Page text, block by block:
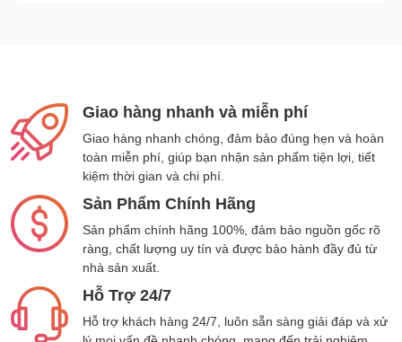
Steam giúp tự động pha trộn chính xác dung
dịch tẩy rửa và nước, đảm bảo hiệu quả tối ưu
mà không cần người dùng can thiệp thủ công.
Chỉ với một lần đổ đầy bình, bạn có thể sử
dụng cho nhiều chu kỳ làm sạch liên tiếp mà
không cần châm thêm dung dịch.
Hệ thống tự động này còn ngăn tình trạng
dùng quá liều, giúp tiết kiệm chất tẩy, hạn chế
tồn dư hóa chất trên bề mặt vải, đồng thời bảo
vệ độ bền và màu sắc của vật liệu. Đặc biệt,
Giao hàng nhanh và miễn phí
Giao hàng nhanh chóng, đảm bảo đúng hẹn và hoàn
toàn miễn phí, giúp bạn nhận sản phẩm tiện lợi, tiết
kiệm thời gian và chi phí.
Sản Phẩm Chính Hãng
Sản phẩm chính hãng 100%, đảm bảo nguồn gốc rõ
ràng, chất lượng uy tín và được bảo hành đầy đủ từ
nhà sản xuất.
Hỗ Trợ 24/7
Hỗ trợ khách hàng 24/7, luôn sẵn sàng giải đáp và xử